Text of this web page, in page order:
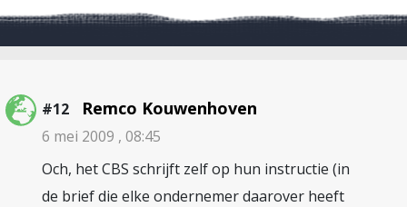
#12 Remco Kouwenhoven
6 mei 2009 , 08:45
Och, het CBS schrijft zelf op hun instructie (in
de brief die elke ondernemer daarover heeft